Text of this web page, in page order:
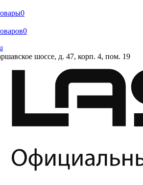
0
0
шоссе, д. 47, корп. 4, пом. 19